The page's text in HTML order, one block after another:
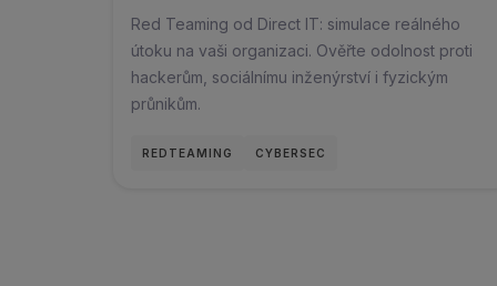
Red Teaming od Direct IT: simulace reálného
útoku na vaši organizaci. Ověřte odolnost proti
hackerům, sociálnímu inženýrství i fyzickým
průnikům.
REDTEAMING CYBERSEC